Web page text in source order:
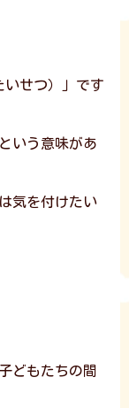
いせつ）」です
いう意味があ
気を付けたい
どもたちの間